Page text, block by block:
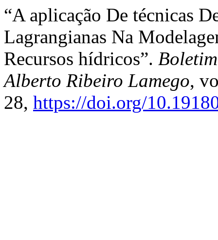
“A aplicação De técnicas
Lagrangianas Na
Recursos hídricos”.
Alberto Ribeiro Lamego,
28, https://doi.org/